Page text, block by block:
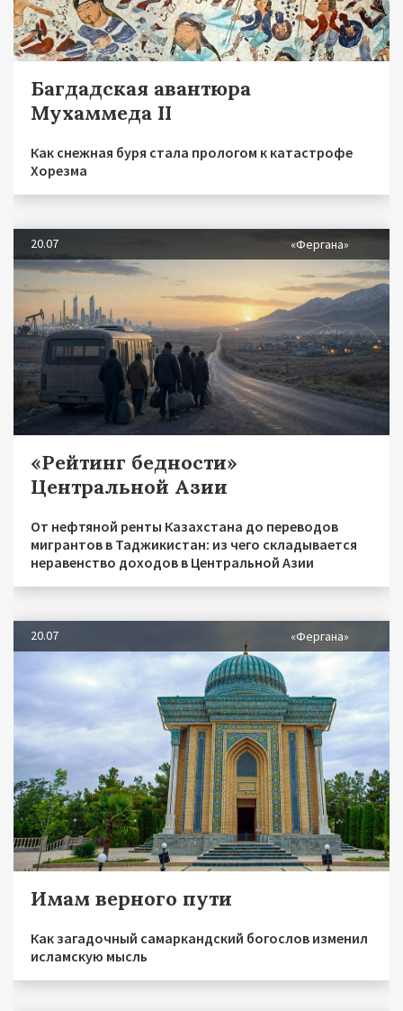
Багдадская авантюра
Мухаммеда II
Как снежная буря стала прологом к катастрофе
Хорезма
20.07 «Фергана»
«Рейтинг бедности»
Центральной Азии
От нефтяной ренты Казахстана до переводов
мигрантов в Таджикистан: из чего складывается
неравенство доходов в Центральной Азии
20.07 «Фергана»
Имам верного пути
Как загадочный самаркандский богослов изменил
исламскую мысль